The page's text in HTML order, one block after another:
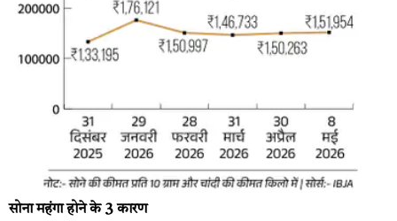
सोना महंगा होने के 3 कारण